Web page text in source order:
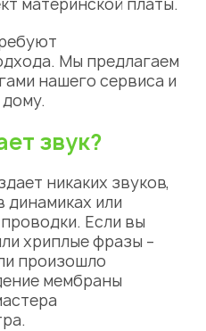
Мы предлагаем
нашего сервиса и
звук?
никаких звуков,
или
Если вы
хриплые фразы –
произошло
мембраны